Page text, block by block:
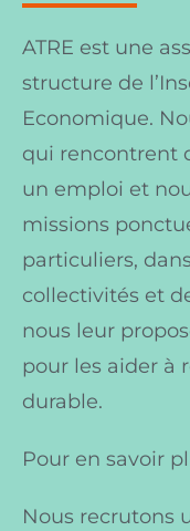
ATRE est une
structure de
Economique.
qui rencontrent
un emploi et
missions
particuliers,
collectivités et
nous leur
pour les aider à
durable.
Pour en savoir
Nous recrutons